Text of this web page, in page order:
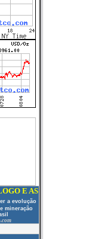
E AS
a evolução
mineração